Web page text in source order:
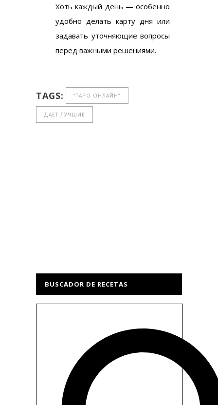
Хоть каждый день — особенно
удобно делать карту дня или
задавать уточняющие вопросы
перед важными решениями.
TAGS: “ТАРО ОНЛАЙН”
ДАЕТ ЛУЧШИЕ
BUSCADOR DE RECETAS